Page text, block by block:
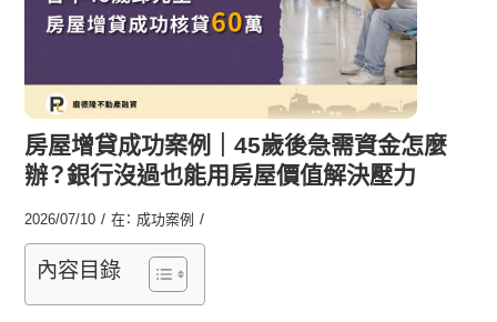
房屋增貸成功案例｜45歲後急需資金怎麼
辦？銀行沒過也能用房屋價值解決壓力
2026/07/10 / 在： 成功案例 /
內容目錄